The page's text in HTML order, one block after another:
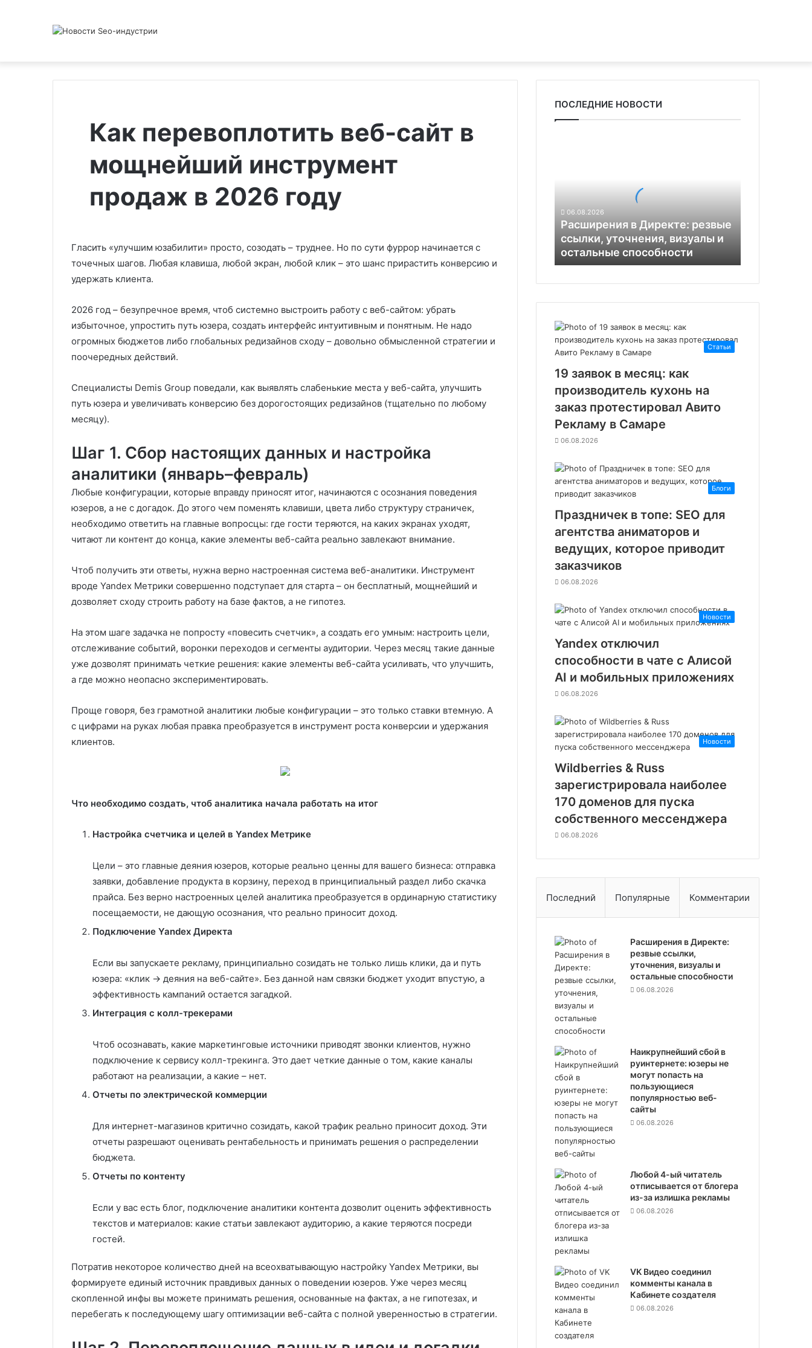
Как перевоплотить веб-сайт в
мощнейший инструмент
продаж в 2026 году
Гласить «улучшим юзабилити» просто, созодать – труднее. Но по сути фуррор начинается с
точечных шагов. Любая клавиша, любой экран, любой клик – это шанс прирастить конверсию и
удержать клиента.
2026 год – безупречное время, чтоб системно выстроить работу с веб-сайтом: убрать
избыточное, упростить путь юзера, создать интерфейс интуитивным и понятным. Не надо
огромных бюджетов либо глобальных редизайнов сходу – довольно обмысленной стратегии и
поочередных действий.
Специалисты Demis Group поведали, как выявлять слабенькие места у веб-сайта, улучшить
путь юзера и увеличивать конверсию без дорогостоящих редизайнов (тщательно по любому
месяцу).
Шаг 1. Сбор настоящих данных и настройка
аналитики (январь–февраль)
Любые конфигурации, которые вправду приносят итог, начинаются с осознания поведения
юзеров, а не с догадок. До этого чем поменять клавиши, цвета либо структуру страничек,
необходимо ответить на главные вопросцы: где гости теряются, на каких экранах уходят,
читают ли контент до конца, какие элементы веб-сайта реально завлекают внимание.
Чтоб получить эти ответы, нужна верно настроенная система веб-аналитики. Инструмент
вроде Yandex Метрики совершенно подступает для старта – он бесплатный, мощнейший и
дозволяет сходу строить работу на базе фактов, а не гипотез.
На этом шаге задачка не попросту «повесить счетчик», а создать его умным: настроить цели,
отслеживание событий, воронки переходов и сегменты аудитории. Через месяц такие данные
уже дозволят принимать четкие решения: какие элементы веб-сайта усиливать, что улучшить,
а где можно неопасно экспериментировать.
Проще говоря, без грамотной аналитики любые конфигурации – это только ставки втемную. А
с цифрами на руках любая правка преобразуется в инструмент роста конверсии и удержания
клиентов.
Что необходимо создать, чтоб аналитика начала работать на итог
Настройка счетчика и целей в Yandex Метрике
Цели – это главные деяния юзеров, которые реально ценны для вашего бизнеса: отправка
заявки, добавление продукта в корзину, переход в принципиальный раздел либо скачка
прайса. Без верно настроенных целей аналитика преобразуется в ординарную статистику
посещаемости, не дающую осознания, что реально приносит доход.
Подключение Yandex Директа
Если вы запускаете рекламу, принципиально созидать не только лишь клики, да и путь
юзера: «клик → деяния на веб-сайте». Без данной нам связки бюджет уходит впустую, а
эффективность кампаний остается загадкой.
Интеграция с колл-трекерами
Чтоб осознавать, какие маркетинговые источники приводят звонки клиентов, нужно
подключение к сервису колл-трекинга. Это дает четкие данные о том, какие каналы
работают на реализации, а какие – нет.
Отчеты по электрической коммерции
Для интернет-магазинов критично созидать, какой трафик реально приносит доход. Эти
отчеты разрешают оценивать рентабельность и принимать решения о распределении
бюджета.
Отчеты по контенту
Если у вас есть блог, подключение аналитики контента дозволит оценить эффективность
текстов и материалов: какие статьи завлекают аудиторию, а какие теряются посреди
гостей.
Потратив некоторое количество дней на всеохватывающую настройку Yandex Метрики, вы
формируете единый источник правдивых данных о поведении юзеров. Уже через месяц
скопленной инфы вы можете принимать решения, основанные на фактах, а не гипотезах, и
перебегать к последующему шагу оптимизации веб-сайта с полной уверенностью в стратегии.
ПОСЛЕДНИЕ НОВОСТИ
в
р
к
т
е
:
р
е
з
в
ы
е
с
ы
л
и
,
у
о
ч
е
н
я
,
в
и
з
а
л
ы
о
с
т
л
ь
ы
п
о
б
н
06.08.2026
Расширения в Директе: резвые
ссылки, уточнения, визуалы и
остальные способности
Статьи
19 заявок в месяц: как
производитель кухонь на
заказ протестировал Авито
Рекламу в Самаре
06.08.2026
Блоги
Праздничек в топе: SEO для
агентства аниматоров и
ведущих, которое приводит
заказчиков
06.08.2026
Новости
Yandex отключил
способности в чате с Алисой
AI и мобильных приложениях
06.08.2026
Новости
Wildberries & Russ
зарегистрировала наиболее
170 доменов для пуска
собственного мессенджера
06.08.2026
Последний Популярные Комментарии
Расширения в Директе:
резвые ссылки,
уточнения, визуалы и
остальные способности
06.08.2026
Наикрупнейший сбой в
руинтернете: юзеры не
могут попасть на
пользующиеся
популярностью веб-
сайты
06.08.2026
Любой 4-ый читатель
отписывается от блогера
из-за излишка рекламы
06.08.2026
VK Видео соединил
комменты канала в
Кабинете создателя
06.08.2026